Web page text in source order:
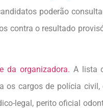
poderão
contra o resultado
da organizadora. A lista
os cargos de polícia
legal, perito oficial